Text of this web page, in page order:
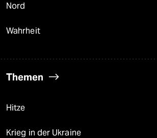
Nord
Wahrheit
Themen
Hitze
Krieg in der Ukraine